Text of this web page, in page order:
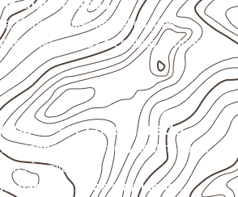
apoio nivelado.
técnica antes de aplicações
ou sujeitas a contato frequente
pode ser considerado
de móveisdestinados a
à umidade.
paredes, pisos e divisórias,